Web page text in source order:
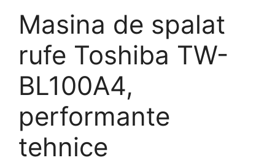
Masina de spalat
rufe Toshiba TW-
BL100A4,
performante
tehnice